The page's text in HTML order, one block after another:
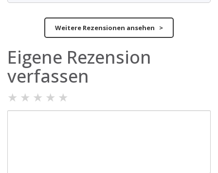
Weitere Rezensionen ansehen >
Eigene Rezension
verfassen
★ ★ ★ ★ ★